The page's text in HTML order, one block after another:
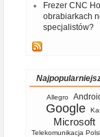
Frezer CNC
obrabiarkach
specjalistów?
Allegro
Google
Microsoft
Telekomunikacja